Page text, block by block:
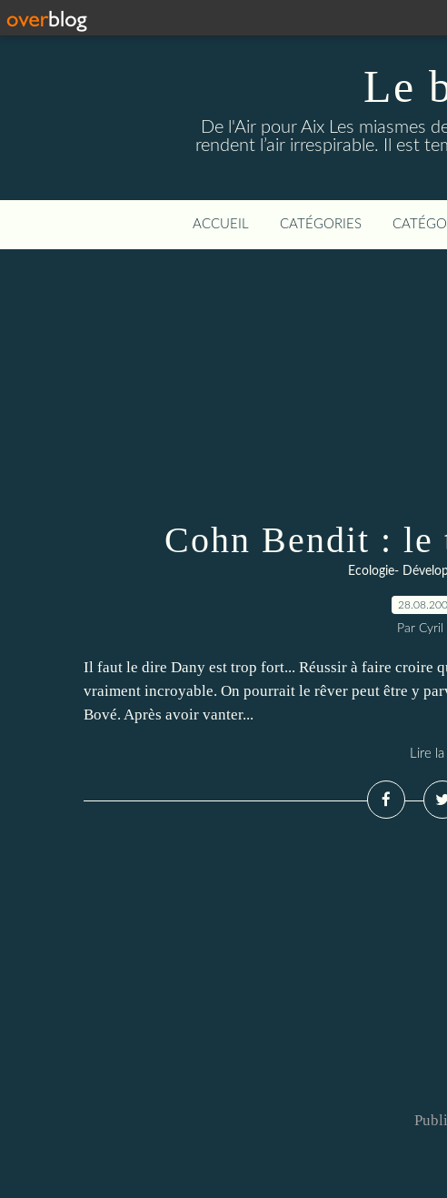
Le
De l'Air pour Aix Les miasmes
rendent l’air irrespirable. Il est
ACCUEIL CATÉGORIES
Cohn Bendit : le
Ecologie-
Par
Il faut le dire Dany est trop fort... Réussir à faire croire
vraiment incroyable. On pourrait le rêver peut être y
Bové. Après avoir vanter...
Lire